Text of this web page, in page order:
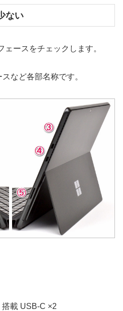
ない
ースをチェックします。
など各部名称です。
載 USB-C ×2